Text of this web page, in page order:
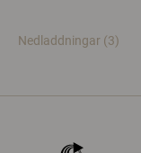
Nedladdningar (3)